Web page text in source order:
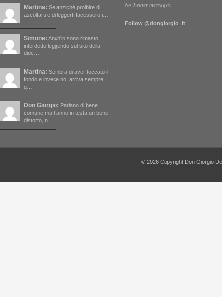
Martina: Se anziché proibire di
ascoltarti e di leggerti facessero i…
Simone: Anch'io sono rimasto
interdetto leggendo sul sito della
dioc…
Martina: Sembra di aver toccato il
fondo e invece no, arriva sempre
q…
Don Giorgio: Parlano di bene
comune ma hanno in testa un bene
distorto, n…
No Twitter messages.
Follow @dongiorgio_it
© 2026 Copyright Don Giorgio